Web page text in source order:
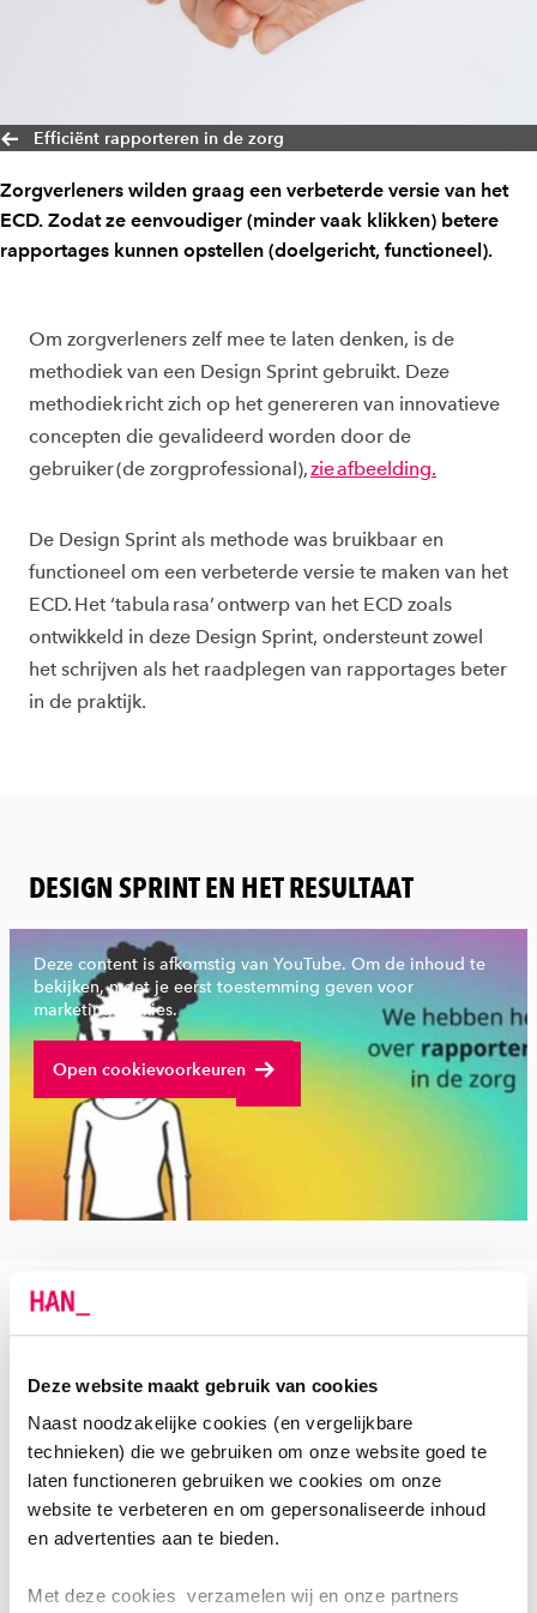
Deze website maakt gebruik van cookies
Naast noodzakelijke cookies (en vergelijkbare
technieken) die we gebruiken om onze website goed te
laten functioneren gebruiken we cookies om onze
website te verbeteren en om gepersonaliseerde inhoud
en advertenties aan te bieden.
Met deze cookies verzamelen wij en onze partners
Efficiënt rapporteren in de zorg
Zorgverleners wilden graag een verbeterde versie van het
ECD. Zodat ze eenvoudiger (minder vaak klikken) betere
rapportages kunnen opstellen (doelgericht, functioneel).
Om zorgverleners zelf mee te laten denken, is de
methodiek van een Design Sprint gebruikt. Deze
methodiekricht zich op het genereren van innovatieve
concepten die gevalideerd worden door de
gebruiker (de zorgprofessional),zie afbeelding.
De Design Sprint als methode was bruikbaar en
functioneel om een verbeterde versie te maken van het
ECD. Het ‘tabula rasa’ ontwerp van het ECD zoals
ontwikkeld in deze Design Sprint, ondersteunt zowel
het schrijven als het raadplegen van rapportages beter
in de praktijk.
DESIGN SPRINT EN HET RESULTAAT
Bekijk volledige video
Deze content is afkomstig van YouTube. Om de inhoud te
bekijken, moet je eerst toestemming geven voor
marketingcookies.
Open cookievoorkeuren
Het basisidee van detabula rasa -methodiekin dit
project,is dat zorgverleners hun rapportage beginnen
in een opentekstvak. Degebruikerheefthiermee de
ruimte om zijn/haar verhaal te doen, in plaats van
vooraf al de kern te moeten definiëren.